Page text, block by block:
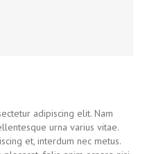
adipiscing elit. Nam
urna varius vitae.
et, interdum nec metus.